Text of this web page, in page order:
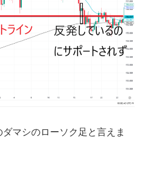
マシのローソク足と言えま